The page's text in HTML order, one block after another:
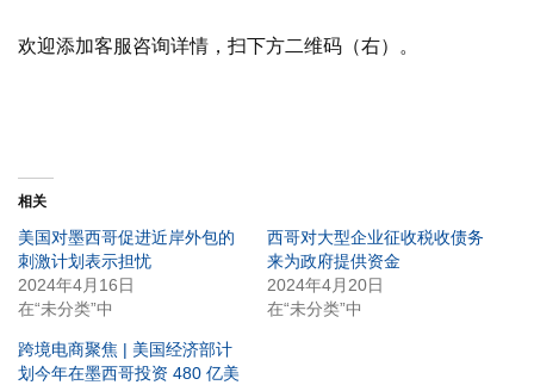
欢迎添加客服咨询详情，扫下方二维码（右）。
相关
美国对墨西哥促进近岸外包的
刺激计划表示担忧
2024年4月16日
在“未分类”中
西哥对大型企业征收税收债务
来为政府提供资金
2024年4月20日
在“未分类”中
跨境电商聚焦 | 美国经济部计
划今年在墨西哥投资 480 亿美